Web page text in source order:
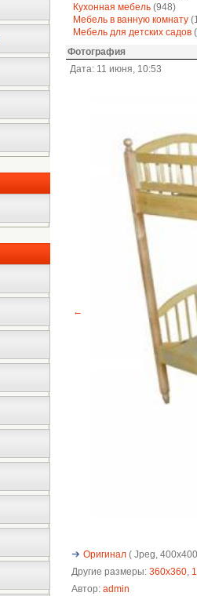
Кухонная мебель (948)
Мебель в ванную комнату
Мебель для детских садов
Фотография
Дата: 11 июня, 10:53
←
Оригинал ( Jpeg,
Другие размеры: 360x360,
Автор: admin